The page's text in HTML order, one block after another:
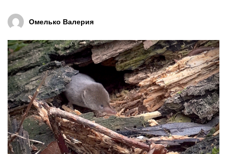
Омелько Валерия